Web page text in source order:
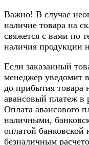
Важно! В случае
наличие товара на
свяжется с вами по
наличия продукции
Если заказанный
менеджер уведомит
до прибытия товара
авансовый платеж в
Оплата авансового
наличными,
оплатой
безналичным